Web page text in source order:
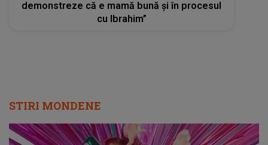
demonstreze că e mamă bună și în procesul
cu Ibrahim”
STIRI MONDENE